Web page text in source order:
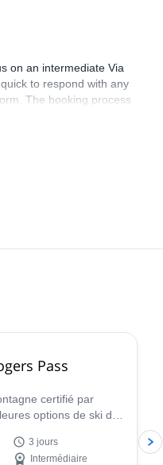
for our day climb.
on an intermediate Via
to respond with any
The booking process
was confirmed, all went
Pass
certifié par
options de ski de
de neige !
3 jours
Intermédiaire